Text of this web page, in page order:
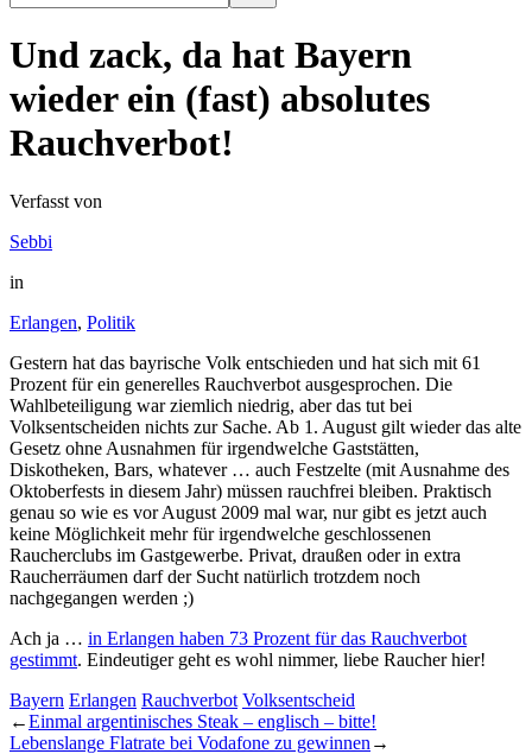
Und zack, da hat Bayern
wieder ein (fast) absolutes
Rauchverbot!
Verfasst von
Sebbi
in
Erlangen, Politik
Gestern hat das bayrische Volk entschieden und hat sich mit 61
Prozent für ein generelles Rauchverbot ausgesprochen. Die
Wahlbeteiligung war ziemlich niedrig, aber das tut bei
Volksentscheiden nichts zur Sache. Ab 1. August gilt wieder das alte
Gesetz ohne Ausnahmen für irgendwelche Gaststätten,
Diskotheken, Bars, whatever … auch Festzelte (mit Ausnahme des
Oktoberfests in diesem Jahr) müssen rauchfrei bleiben. Praktisch
genau so wie es vor August 2009 mal war, nur gibt es jetzt auch
keine Möglichkeit mehr für irgendwelche geschlossenen
Raucherclubs im Gastgewerbe. Privat, draußen oder in extra
Raucherräumen darf der Sucht natürlich trotzdem noch
nachgegangen werden ;)
Ach ja … in Erlangen haben 73 Prozent für das Rauchverbot
gestimmt. Eindeutiger geht es wohl nimmer, liebe Raucher hier!
Bayern Erlangen Rauchverbot Volksentscheid
←Einmal argentinisches Steak – englisch – bitte!
Lebenslange Flatrate bei Vodafone zu gewinnen →